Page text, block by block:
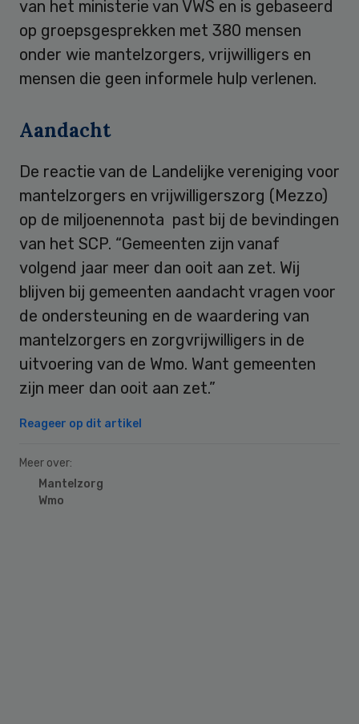
van het ministerie van VWS en is gebaseerd
op groepsgesprekken met 380 mensen
onder wie mantelzorgers, vrijwilligers en
mensen die geen informele hulp verlenen.
Aandacht
De reactie van de Landelijke vereniging voor
mantelzorgers en vrijwilligerszorg (Mezzo)
op de miljoenennota past bij de bevindingen
van het SCP. “Gemeenten zijn vanaf
volgend jaar meer dan ooit aan zet. Wij
blijven bij gemeenten aandacht vragen voor
de ondersteuning en de waardering van
mantelzorgers en zorgvrijwilligers in de
uitvoering van de Wmo. Want gemeenten
zijn meer dan ooit aan zet.”
Reageer op dit artikel
Meer over:
Mantelzorg
Wmo